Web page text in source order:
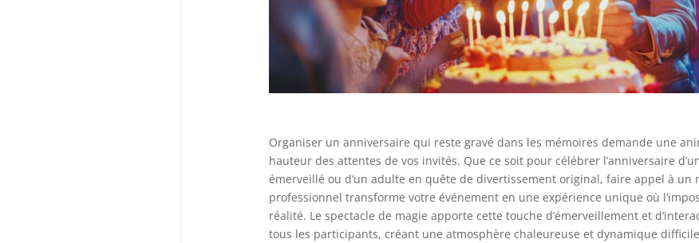
Organiser un anniversaire qui reste gravé dans les mémoires demande une
hauteur des attentes de vos invités. Que ce soit pour célébrer l’anniversaire
émerveillé ou d’un adulte en quête de divertissement original, faire appel à un
professionnel transforme votre événement en une expérience unique où
réalité. Le spectacle de magie apporte cette touche d’émerveillement et
tous les participants, créant une atmosphère chaleureuse et dynamique